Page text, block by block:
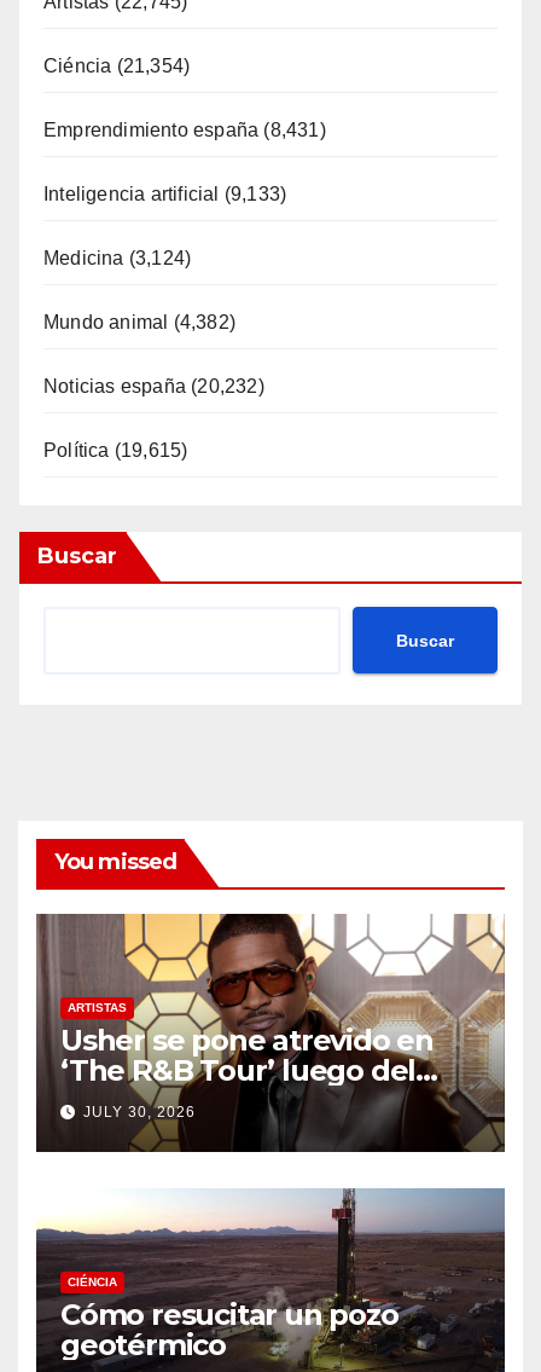
Ciéncia (21,354)
Emprendimiento españa (8,431)
Inteligencia artificial (9,133)
Medicina (3,124)
Mundo animal (4,382)
Noticias españa (20,232)
Política (19,615)
Buscar
Buscar
You missed
ARTISTAS
Usher se pone atrevido en
‘The R&B Tour’ luego del
drama de un fan
JULY 30, 2026
CIÉNCIA
Cómo resucitar un pozo
geotérmico